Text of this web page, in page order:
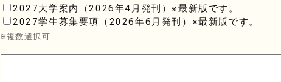
2027大学案内（2026年4月発刊）※最新版です。
2027学生募集要項（2026年6月発刊）※最新版です。
※複数選択可